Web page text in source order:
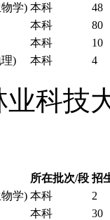
学) 本科
48
本科
80
本科
10
) 本科 4
业科技
所在批次/段 招
学) 本科
2
本科
30